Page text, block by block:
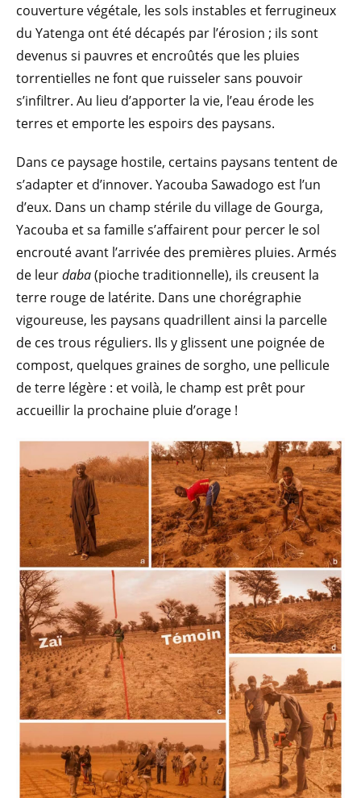
couverture végétale, les sols instables et ferrugineux
du Yatenga ont été décapés par l’érosion ; ils sont
devenus si pauvres et encroûtés que les pluies
torrentielles ne font que ruisseler sans pouvoir
s’infiltrer. Au lieu d’apporter la vie, l’eau érode les
terres et emporte les espoirs des paysans.
Dans ce paysage hostile, certains paysans tentent de
s’adapter et d’innover. Yacouba Sawadogo est l’un
d’eux. Dans un champ stérile du village de Gourga,
Yacouba et sa famille s’affairent pour percer le sol
encrouté avant l’arrivée des premières pluies. Armés
de leurdaba(pioche traditionnelle), ils creusent la
terre rouge de latérite. Dans une chorégraphie
vigoureuse, les paysans quadrillent ainsi la parcelle
de ces trous réguliers. Ils y glissent une poignée de
compost, quelques graines de sorgho, une pellicule
de terre légère : et voilà, le champ est prêt pour
accueillir la prochaine pluie d’orage !